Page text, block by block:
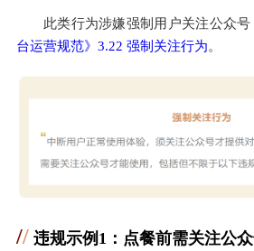
此类行为涉嫌强制用户关注公众号
台运营规范》3.22 强制关注行为。
// 违规示例1：点餐前需关注公